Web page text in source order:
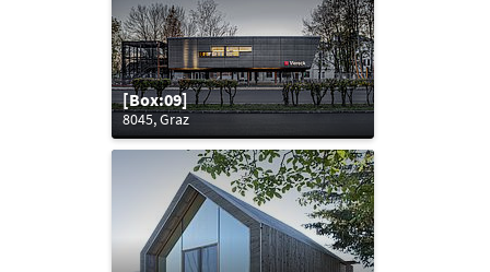
[Box:09]
8045, Graz